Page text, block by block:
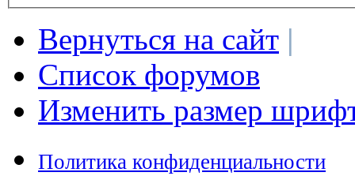
Вернуться на сайт |
Список форумов
Изменить размер
Политика конфиденциальности